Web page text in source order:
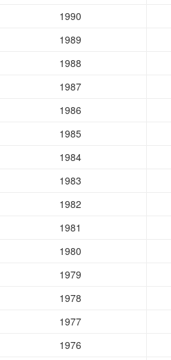
1990
1989
1988
1987
1986
1985
1984
1983
1982
1981
1980
1979
1978
1977
1976